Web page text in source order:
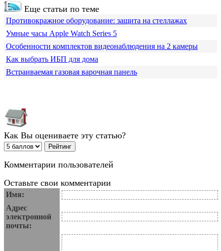
Еще статьи по теме
Противокражное оборудование: защита на стеллажах
Умные часы Apple Watch Series 5
Особенности комплектов видеонаблюдения на 2 камеры
Как выбрать ИБП для дома
Встраиваемая газовая варочная панель
Как Вы оцениваете эту статью?
Комментарии пользователей
Оставьте свои комментарии
Имя:
Адрес
электронной
почты: